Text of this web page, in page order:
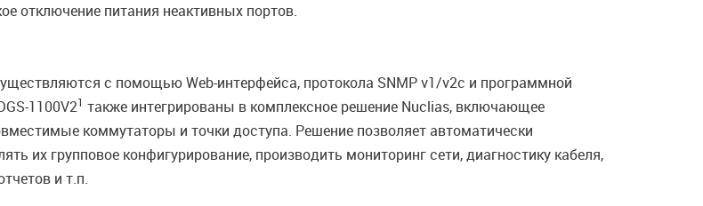
отключение питания неактивных портов.
с помощью Web-интерфейса, протокола SNMP v1/v2c и программной
1100V21 также интегрированы в комплексное решение Nuclias, включающее
коммутаторы и точки доступа. Решение позволяет автоматически
их групповое конфигурирование, производить мониторинг сети, диагностику кабеля,
и т.п.